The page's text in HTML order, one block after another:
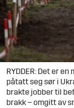
RYDDER: Det er
påtatt seg sør i
brakte jobber til
brakk – omgitt av